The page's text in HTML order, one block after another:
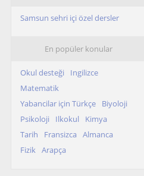
Samsun sehri içi özel dersler
En popüler konular
Okul desteği
Ingilizce
Matematik
Yabancilar için Türkçe
Biyoloji
Psikoloji
Ilkokul
Kimya
Tarih
Fransizca
Almanca
Fizik Arapça